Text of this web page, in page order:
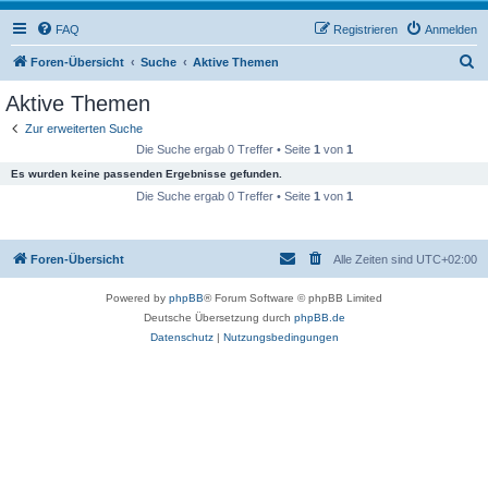
FAQ Anmelden
Registrieren
Foren-Übersicht Suche Aktive Themen
Aktive Themen
Zur erweiterten Suche
Die Suche ergab 0 Treffer • Seite 1 von 1
Es wurden keine passenden Ergebnisse gefunden.
Die Suche ergab 0 Treffer • Seite 1 von 1
Foren-Übersicht Alle Zeiten sind UTC+02:00
Powered by phpBB® Forum Software © phpBB Limited
Deutsche Übersetzung durch phpBB.de
Datenschutz| Nutzungsbedingungen